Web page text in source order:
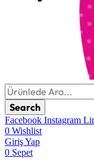
Search
Facebook Instagram
0 Wishlist
Giriş Yap
0 Sepet